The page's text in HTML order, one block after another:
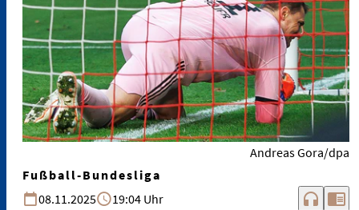
Andreas Gora/dpa
Fußball-Bundesliga
08.11.2025
19:04 Uhr headphones chrome_reader_mode